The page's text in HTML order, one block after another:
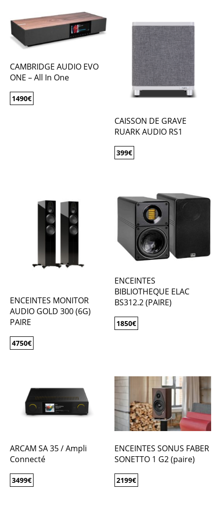
CAMBRIDGE AUDIO EVO
ONE – All In One
1490€
CAISSON DE GRAVE
RUARK AUDIO RS1
399€
ENCEINTES MONITOR
AUDIO GOLD 300 (6G)
PAIRE
4750€
ENCEINTES
BIBLIOTHEQUE ELAC
BS312.2 (PAIRE)
1850€
ARCAM SA 35 / Ampli
Connecté
3499€
ENCEINTES SONUS FABER
SONETTO 1 G2 (paire)
2199€